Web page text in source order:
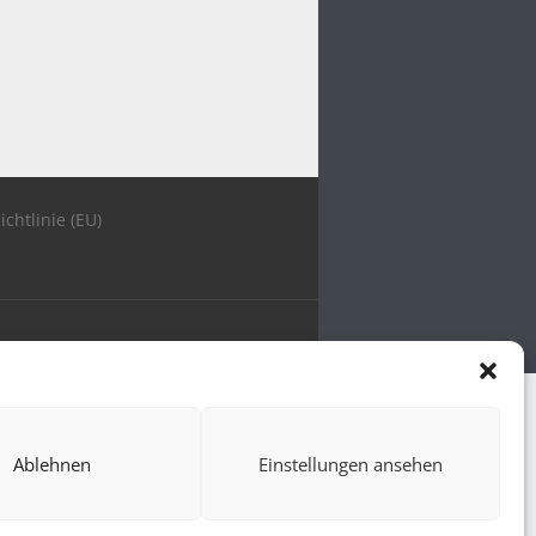
Ablehnen Einstellungen ansehen
(EU)